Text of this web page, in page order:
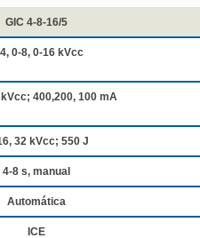
GIC 4-8-16/5
0-8, 0-16 kVcc
400,200, 100 mA
32 kVcc; 550 J
4-8 s, manual
Automática
ICE